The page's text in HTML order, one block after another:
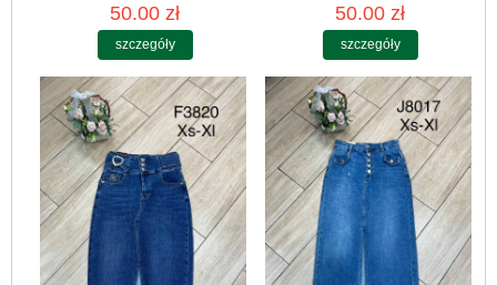
50.00 zł
szczegóły
50.00 zł
szczegóły